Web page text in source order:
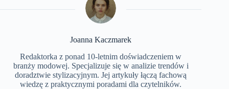
Joanna Kaczmarek
Redaktorka z ponad 10-letnim doświadczeniem w
branży modowej. Specjalizuje się w analizie trendów i
doradztwie stylizacyjnym. Jej artykuły łączą fachową
wiedzę z praktycznymi poradami dla czytelników.